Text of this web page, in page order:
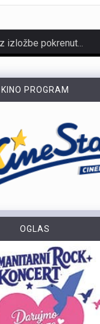
https://youtu.be/mldUU0Knk1Y U prometnoj nesreći u Rijeci teško je ozlijeđena 75-godišnja pješakinja, dok je 80-godišnji pješak prošao s lakšim ozljedama. Na njih je na pješačkom prijelazu naletio autobus kojim je upravljao 54-godišnji vozač. Nesreća se dogodila u utorak, 4. kolovoza, oko 18 sati na raskrižju Ulice Ivana Zajca i Ribarske ulice.
https://youtu.be/TrD_YDDOMIw Nogometaši Rijeke večeras u 20 sati i 45 minuta na stadionu Rujevica igraju utakmicu trećeg kola kvalifikacija za Konferencijsku ligu protiv finskog Ilvesa. Trener Matjaž Kek i igrač Branko Pavić naglašavaju kako u Europi nema mjesta za prosječnost te da ih očekuje teška utakmica protiv suparnika koji se dobro brani i kvalitetno izlazi u tranziciju. Cilj Rijeke je ostvariti što veću rezultatsku razliku u susretu koji traje najmanje 180 minuta. Više u videoprilogu:
Turistička zajednica Kvarnera pokrenula je novi video serijal pod nazivom Nona Chef. Projekt se temelji na receptima koji se prenose generacijama. Nastali su od lokalnih namirnica iz mora, s otoka, iz gorja i vrtova. Cilj projekta je očuvanje kvarnerske gastronomske baštine. Recepti trebaju ostati dio svakodnevice novih generacija. Serijal upoznaje gledatelje s autentičnim kvarnerskim nonama. Prikazuje njihove obiteljske recepte i priče. Uz recepte, video susreti donose mirise domaće kuhinje. Važan dio serijala čine i lokalni dijalekti. Epizode donose izvorne izraze, sjećanja i životne priče. Svaka nova epizoda predstavlja novi recept i novo lice Kvarnera. Godina Europske regije gastronomije bila je povod za projekt. "Nadamo se da će naše none – i poneki nono - mnogima biti najljepši poziv da posjete Kvarner i upoznaju ga kroz njegove okuse", izjavila je Marijana Kalčić. Direktorica TZ Kvarnera ističe važnost ove priče. Projekt dočarava običaje i način života regije. Najave na društvenim mrežama već imaju pozitivne komentare. Publika time pokazuje da cijeni autentične priče.Serijal se može pratiti na digitalnim kanalima TZ Kvarnera. Prvi video i najava dostupni su na Instagram profilu. Poveznice na najavu serijala Nona Chef i na prvi video: https://www.instagram.com/p/DbsDD-KsUCJ/
U razdoblju od 1. do 5. kolovoza na području Policijske uprave primorsko-goranske zabilježeno je devet provalnih krađa u domove, od kojih su tri ostale u pokušaju. Kaznena djela počinjena su u centru Rijeke, na Trsatu, na području općine Čavle te na otocima Rabu i Krku. Nepoznati počinitelji su iz stambenih objekata otuđili novac, nakit i satove. Ukupna materijalna šteta procjenjuje se na više desetaka tisuća eura. Policijski službenici intenzivno tragaju za počiniteljima i otuđenim predmetima, a građanima donosimo službene savjete za zaštitu domova. Mehanička i tehnička zaštita Kvalitetna stolarija i brave: Ugradite protuprovalna vrata s kvalitetnim cilindrom i višestrukim zaključavanjem. Postavite dodatne zasune na prozore i balkonska vrata. Rasvjeta na senzor: Postavite senzorsku vanjsku rasvjetu ispred ulaza, u dvorištu i na balkonima jer provalnici izbjegavaju osvijetljena mjesta. Alarm i videonadzor: Vidljivo postavljene kamere i naljepnice upozorenja o alarmu djeluju kao snažan odvraćajući faktor. Svakodnevne navike Uvijek zaključavajte vrata: Zaključajte ulazna vrata i zatvorite prozore čak i kada odlazite na samo nekoliko minuta. Bez skrivenih ključeva: Nikada ne ostavljajte ključeve ispod otirača, u teglama za cvijeće ili iznad vrata. Provjera identiteta: Ne otvarajte vrata nepoznatim osobama dok ne utvrdite tko su Savjeti za dulja izbivanja i putovanja Stvorite privid prisutnosti: Zamolite…
KINO PROGRAM
OGLAS